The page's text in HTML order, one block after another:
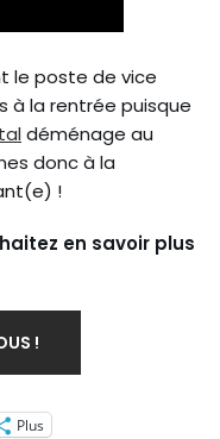
le poste de vice
à la rentrée puisque
déménage au
donc à la
!
en savoir plus
!
Plus